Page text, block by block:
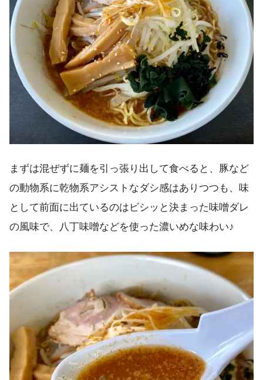
まずは混ぜずに麺を引っ張り出して食べると、豚など
の動物系に乾物系アシストなダシ感はありつつも、味
として前面に出ているのはビシッと決まった味噌ダレ
の風味で、八丁味噌などを使った濃いめな味わい♪